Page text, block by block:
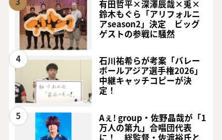
有田哲平×深澤辰哉×兎×
鈴木もぐら「アリフォルニ
アseason2」決定 ビッグ
ゲストの参戦に騒然
4
石川祐希らが考案「バレー
ボールアジア選手権2026」
中継キャッチコピーが決
定！
5
Aぇ! group・佐野晶哉が「1
万人の第九」合唱団代表
に！ 総監督・佐渡裕氏と